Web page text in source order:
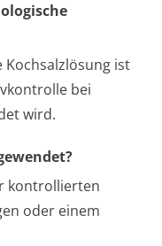
Kochsalzlösung ist
bei
wird.
kontrollierten
oder einem